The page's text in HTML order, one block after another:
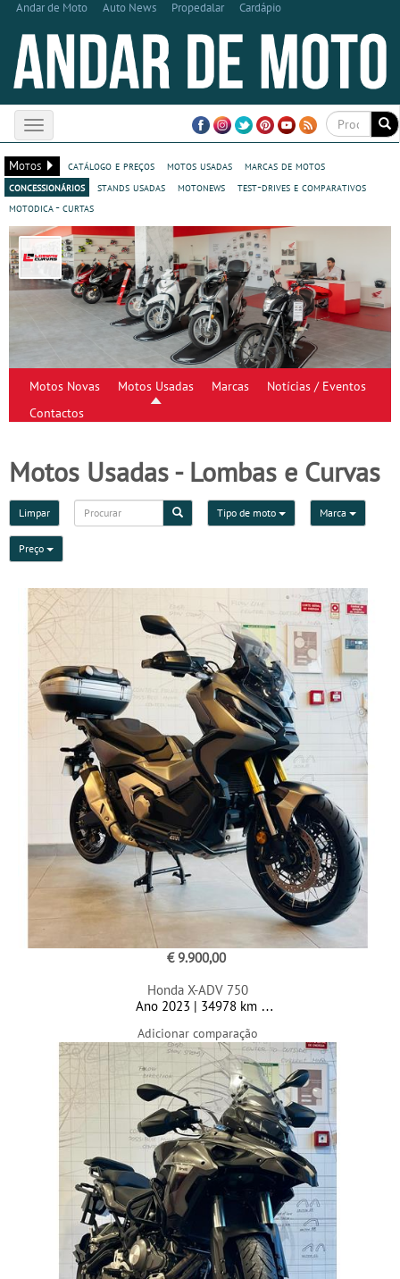
Andar de Moto Auto News Propedalar Cardápio
Toggle
navigation
Motos
catálogo e preços motos usadas
marcas de motos
concessionários
stands usadas motonews
test-drives e comparativos
motodica - curtas
Motos Novas Motos Usadas Marcas
Notícias / Eventos
Contactos
Motos Usadas - Lombas e Curvas
Limpar Tipo de moto Marca
Preço
€ 9.900,00
Honda X-ADV 750
Ano 2023 | 34978 km
Adicionar comparação